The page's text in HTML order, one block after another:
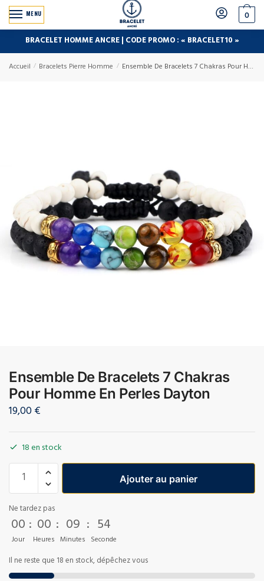
MENU 0
BRACELET HOMME ANCRE | CODE PROMO : « BRACELET10 »
Accueil / Bracelets Pierre Homme / Ensemble De Bracelets 7 Chakras Pour Homme En Perles Dayton
Ensemble De Bracelets 7 Chakras
Pour Homme En Perles Dayton
19,00€
18 en stock
Ajouter au panier
Ne tardez pas
00
Jour
: 00
Heures
: 09
Minutes
: 53
Seconde
Il ne reste que 18 en stock, dépêchez vous